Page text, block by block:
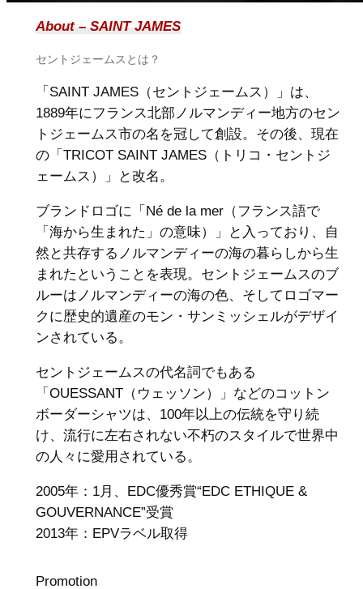
About – SAINT JAMES
セントジェームスとは？
「SAINT JAMES（セントジェームス）」は、
1889年にフランス北部ノルマンディー地方のセン
トジェームス市の名を冠して創設。その後、現在
の「TRICOT SAINT JAMES（トリコ・セントジ
ェームス）」と改名。
ブランドロゴに「Né de la mer（フランス語で
「海から生まれた」の意味）」と入っており、自
然と共存するノルマンディーの海の暮らしから生
まれたということを表現。セントジェームスのブ
ルーはノルマンディーの海の色、そしてロゴマー
クに歴史的遺産のモン・サンミッシェルがデザイ
ンされている。
セントジェームスの代名詞でもある
「OUESSANT（ウェッソン）」などのコットン
ボーダーシャツは、100年以上の伝統を守り続
け、流行に左右されない不朽のスタイルで世界中
の人々に愛用されている。
2005年：1月、EDC優秀賞“EDC ETHIQUE &
GOUVERNANCE”受賞
2013年：EPVラベル取得
Promotion